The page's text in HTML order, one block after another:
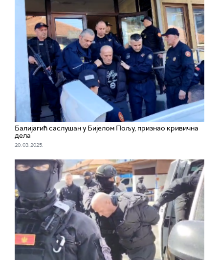
Балијагић саслушан у Бијелом Пољу, признао кривична
дела
20. 03. 2025.